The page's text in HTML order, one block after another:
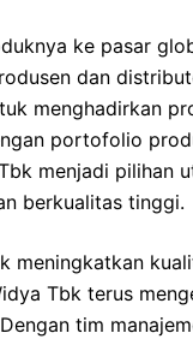
ke pasar
dan
menghadirkan
portofolio
menjadi pilihan
berkualitas tinggi.
meningkatkan
Tbk terus
tim